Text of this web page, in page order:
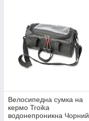
Велосипедна сумка на
кермо Troika
водонепроникна Чорний